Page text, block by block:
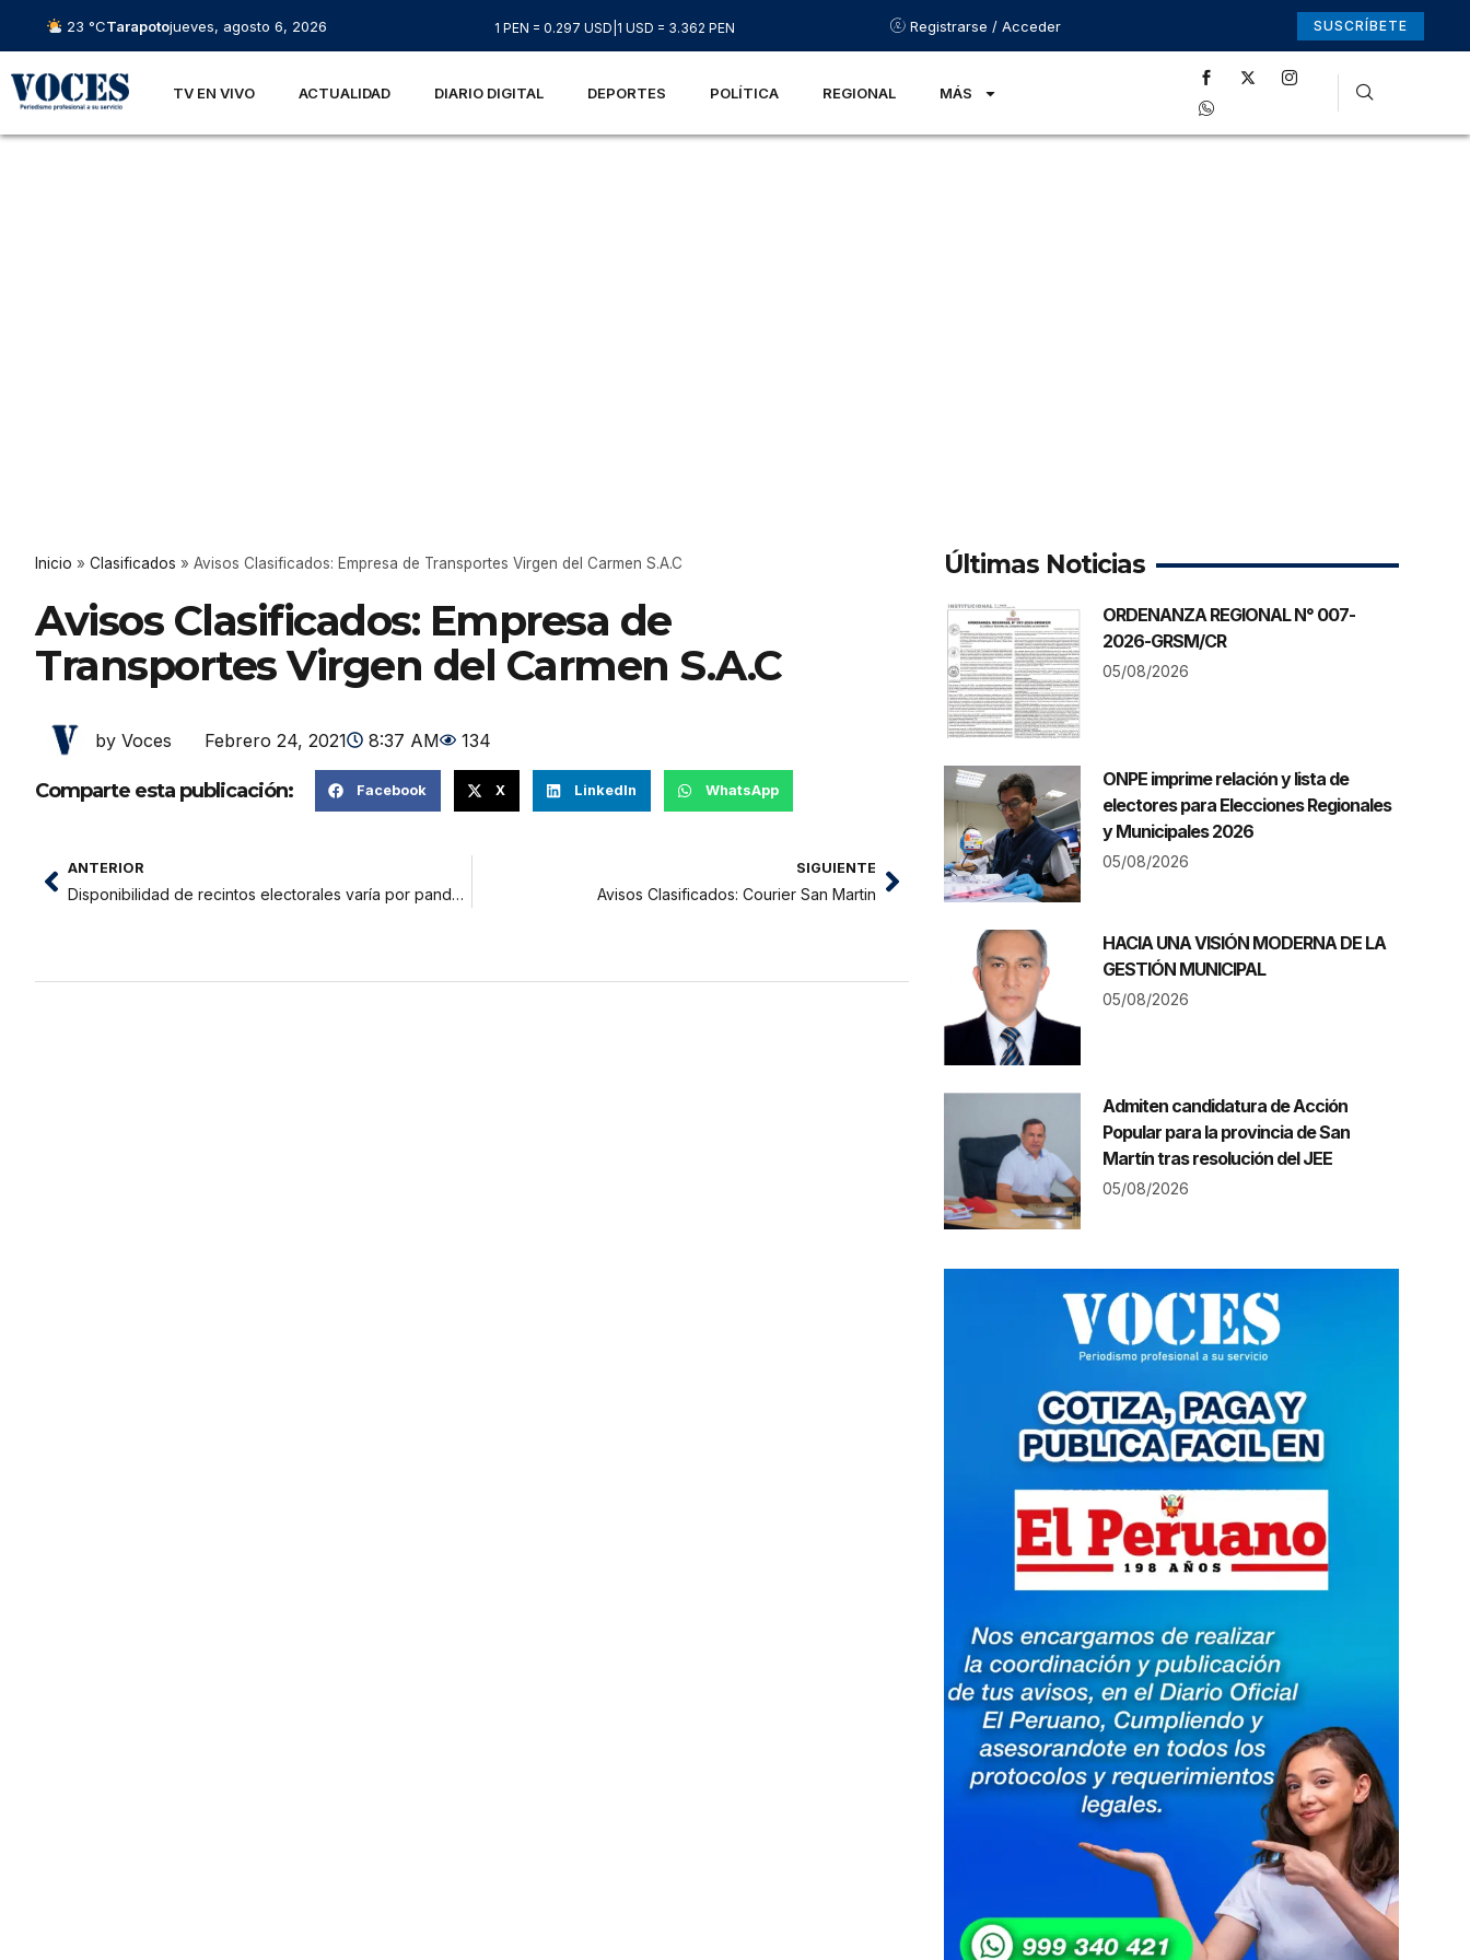
23 °CTarapotojueves, agosto 6, 2026 1 PEN = 0.297 USD 1 USD = 3.362 PEN Registrarse / Acceder SUSCRÍBETE
TV EN VIVO ACTUALIDAD DIARIO DIGITAL DEPORTES POLÍTICA REGIONAL MÁS
Inicio » Clasificados » Avisos Clasificados: Empresa de Transportes Virgen del Carmen S.A.C
Avisos Clasificados: Empresa de
Transportes Virgen del Carmen S.A.C
by Voces Febrero 24, 2021 8:37 AM 134
Comparte esta publicación: Facebook X LinkedIn WhatsApp
ANTERIOR
Disponibilidad de recintos electorales varía por pandemia ONPE aumentó locales de votación para evitar aglomeraciones
SIGUIENTE
Avisos Clasificados: Courier San Martin
Últimas Noticias
ORDENANZA REGIONAL N° 007-
2026-GRSM/CR
05/08/2026
ONPE imprime relación y lista de
electores para Elecciones Regionales
y Municipales 2026
05/08/2026
HACIA UNA VISIÓN MODERNA DE LA
GESTIÓN MUNICIPAL
05/08/2026
Admiten candidatura de Acción
Popular para la provincia de San
Martín tras resolución del JEE
05/08/2026